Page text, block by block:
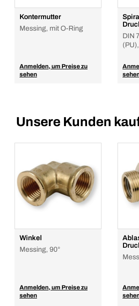
Kontermutter
Messing, mit O-Ring
Anmelden, um Preise zu
sehen
DIN
Unsere Kunden
Winkel
Messing, 90°
Anmelden, um Preise zu
sehen